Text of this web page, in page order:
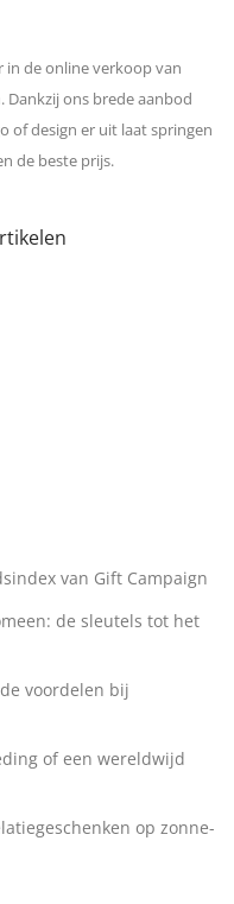
in de online verkoop van
ons brede aanbod
of design er uit laat springen
de beste prijs.
van Gift Campaign
de sleutels tot het
voordelen bij
of een wereldwijd
op zonne-